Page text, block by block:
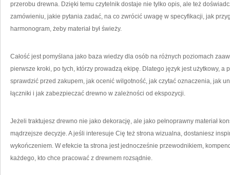
przerobu drewna. Dzięki temu czytelnik dostaje nie tylko opis, ale też
zamówieniu, jakie pytania zadać, na co zwrócić uwagę w specyfikacji, jak
harmonogram, żeby materiał był świeży.
Całość jest pomyślana jako baza wiedzy dla osób na różnych poziomach
pierwsze kroki, po tych, którzy prowadzą ekipę. Dlatego język jest użytkowy, a
sprawdzić przed zakupem, jak ocenić wilgotność, jak czytać oznaczenia, jak
łączniki i jak zabezpieczać drewno w zależności od ekspozycji.
Jeżeli traktujesz drewno nie jako dekorację, ale jako pełnoprawny materiał
mądrzejsze decyzje. A jeśli interesuje Cię też strona wizualna, dostaniesz
wykończeniem. W efekcie ta strona jest jednocześnie przewodnikiem,
każdego, kto chce pracować z drewnem rozsądnie.